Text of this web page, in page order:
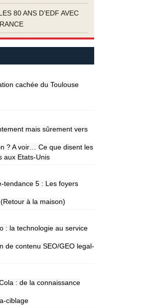
80 ANS D’EDF AVEC
cachée du Toulouse
mais sûrement vers
? A voir… Ce que disent les
aux Etats-Unis
tendance 5 : Les foyers
à la maison)
: la technologie au service
de contenu SEO/GEO legal-
: de la connaissance
ciblage